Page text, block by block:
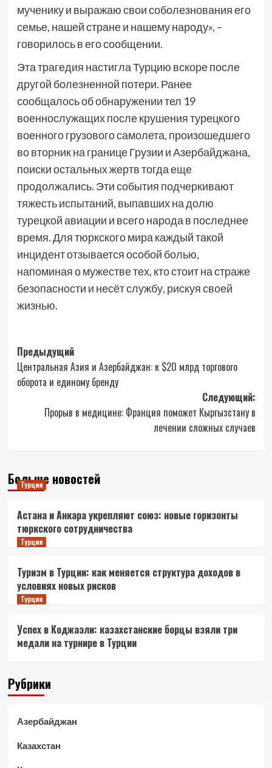
мученику и выражаю свои соболезнования его
семье, нашей стране и нашему народу», –
говорилось в его сообщении.
Эта трагедия настигла Турцию вскоре после
другой болезненной потери. Ранее
сообщалось об обнаружении тел 19
военнослужащих после крушения турецкого
военного грузового самолета, произошедшего
во вторник на границе Грузии и Азербайджана,
поиски остальных жертв тогда еще
продолжались. Эти события подчеркивают
тяжесть испытаний, выпавших на долю
турецкой авиации и всего народа в последнее
время. Для тюркского мира каждый такой
инцидент отзывается особой болью,
напоминая о мужестве тех, кто стоит на страже
безопасности и несёт службу, рискуя своей
жизнью.
Навигация
записи
Предыдущий
Центральная Азия и Азербайджан: к $20 млрд торгового
оборота и единому бренду
Следующий:
Прорыв в медицине: Франция поможет Кыргызстану в
лечении сложных случаев
Больше новостей
Турция
Астана и Анкара укрепляют союз: новые горизонты
тюркского сотрудничества
Турция
Туризм в Турции: как меняется структура доходов в
условиях новых рисков
Турция
Успех в Коджаэли: казахстанские борцы взяли три
медали на турнире в Турции
Рубрики
Азербайджан
Казахстан